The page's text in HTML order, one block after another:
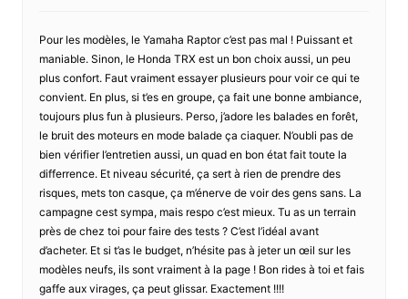
Pour les modèles, le Yamaha Raptor c’est pas mal ! Puissant et
maniable. Sinon, le Honda TRX est un bon choix aussi, un peu
plus confort. Faut vraiment essayer plusieurs pour voir ce qui te
convient. En plus, si t’es en groupe, ça fait une bonne ambiance,
toujours plus fun à plusieurs. Perso, j’adore les balades en forêt,
le bruit des moteurs en mode balade ça ciaquer. N’oubli pas de
bien vérifier l’entretien aussi, un quad en bon état fait toute la
differrence. Et niveau sécurité, ça sert à rien de prendre des
risques, mets ton casque, ça m’énerve de voir des gens sans. La
campagne cest sympa, mais respo c’est mieux. Tu as un terrain
près de chez toi pour faire des tests ? C’est l’idéal avant
d’acheter. Et si t’as le budget, n’hésite pas à jeter un œil sur les
modèles neufs, ils sont vraiment à la page ! Bon rides à toi et fais
gaffe aux virages, ça peut glissar. Exactement !!!!